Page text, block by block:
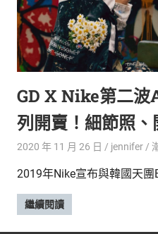
GD X Nike第二
列開賣！細節照、
2020 年 11 月 26 日 jennifer
2019年Nike宣布與韓國天團
繼續閱讀